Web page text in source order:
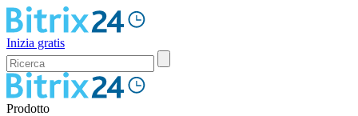
Inizia gratis
Prodotto